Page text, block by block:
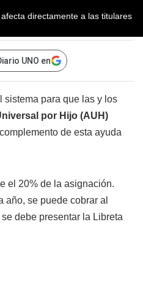
directamente a las titulares
UNO en
sistema para que las y los
por Hijo (AUH)
de esta ayuda
el 20% de la asignación.
año, se puede cobrar al
debe presentar la Libreta